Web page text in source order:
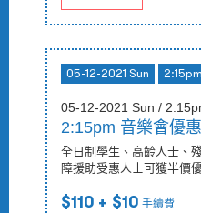
05-12-2021 Sun 2:15pm
05-12-2021 Sun /
2:15pm 音樂會優
全日制學生、高齡人士、
障援助受惠人士可獲半價
$110 + $10 手續費